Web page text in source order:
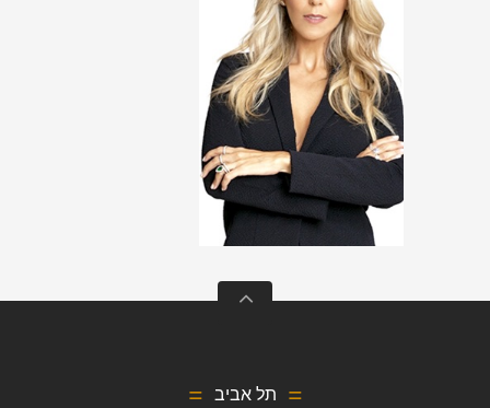
תל אביב